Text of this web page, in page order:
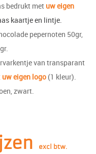
bedrukt met uw eigen
kaartje en lintje.
pepernoten 50gr,
van transparant
uw eigen logo (1 kleur).
zwart.
excl btw.